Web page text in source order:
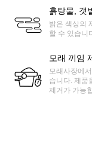
흙탕물, 갯
밝은 색상의
할 수 있습니
모래 끼임
모래사장에
습니다. 제품
제거가 가능